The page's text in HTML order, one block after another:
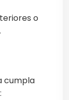
o
cumpla